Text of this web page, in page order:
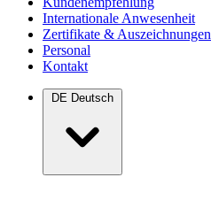
Internationale Anwesenheit
Zertifikate & Auszeichnungen
Personal
Kontakt
DE Deutsch